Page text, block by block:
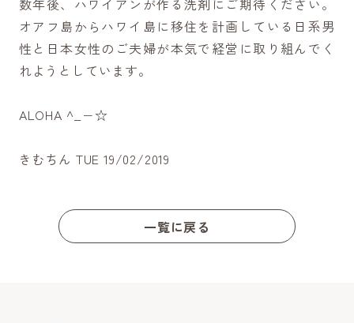
数年後、ハワイアンが作る洗剤にご期待ください。
オアフ島からハワイ島に移住を計画している日系男
性と日本女性のご夫婦が本気で経営に取り組んでく
れようとしています。
ALOHA ^_−☆
きむちん TUE 19/02/2019
一覧に戻る